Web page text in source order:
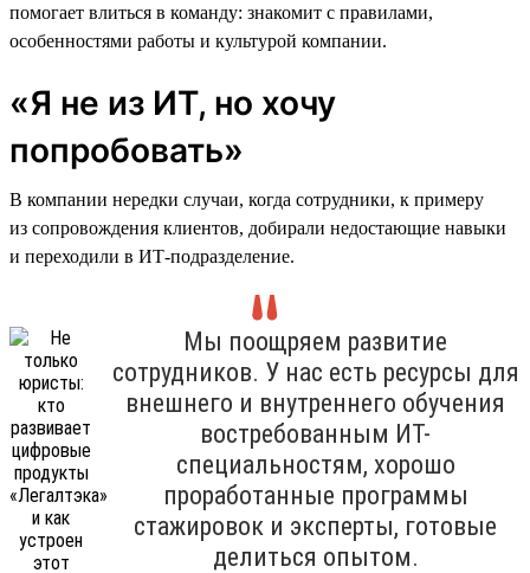
помогает влиться в команду: знакомит с правилами,
особенностями работы и культурой компании.
«Я не из ИТ, но хочу
попробовать»
В компании нередки случаи, когда сотрудники, к примеру
из сопровождения клиентов, добирали недостающие навыки
и переходили в ИТ-подразделение.
Мы поощряем развитие
сотрудников. У нас есть ресурсы для
внешнего и внутреннего обучения
востребованным ИТ-
специальностям, хорошо
проработанные программы
стажировок и эксперты, готовые
делиться опытом.